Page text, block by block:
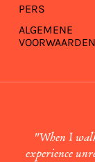
PERS
ALGEMENE
VOORWAARDEN
"When I
experience